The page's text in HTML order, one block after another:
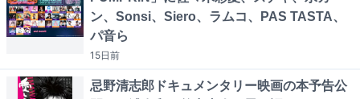
ン、Sonsi、Siero、ラムコ、PAS TASTA、
パ音ら
15日前
忌野清志郎ドキュメンタリー映画の本予告公